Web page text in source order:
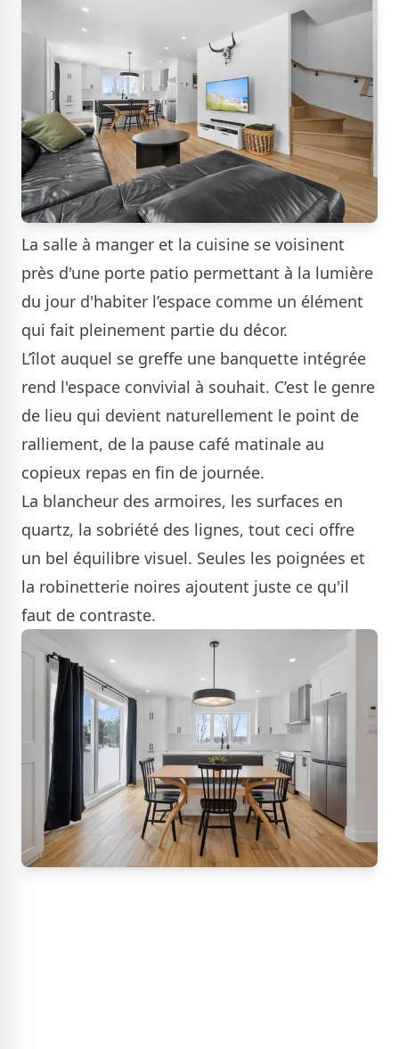
La salle à manger et la cuisine se voisinent
près d'une porte patio permettant à la lumière
du jour d'habiter l’espace comme un élément
qui fait pleinement partie du décor.
L’îlot auquel se greffe une banquette intégrée
rend l'espace convivial à souhait. C’est le genre
de lieu qui devient naturellement le point de
ralliement, de la pause café matinale au
copieux repas en fin de journée.
La blancheur des armoires, les surfaces en
quartz, la sobriété des lignes, tout ceci offre
un bel équilibre visuel. Seules les poignées et
la robinetterie noires ajoutent juste ce qu'il
faut de contraste.